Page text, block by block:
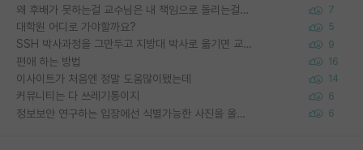
왜 후배가 못하는걸 교수님은 내 책임으로 돌리는걸까요? 7
대학원 어디로 가야할까요? 5
SSH 박사과정을 그만두고 지방대 박사로 옮기면 교수의 꿈은 끝일까요? 9
편애 하는 방법 16
이사이트가 처음엔 정말 도움많이됐는데 14
커뮤니티는 다 쓰레기통이지 6
정보보안 연구하는 입장에선 식별가능한 사진을 올리는건 비추이긴함 6